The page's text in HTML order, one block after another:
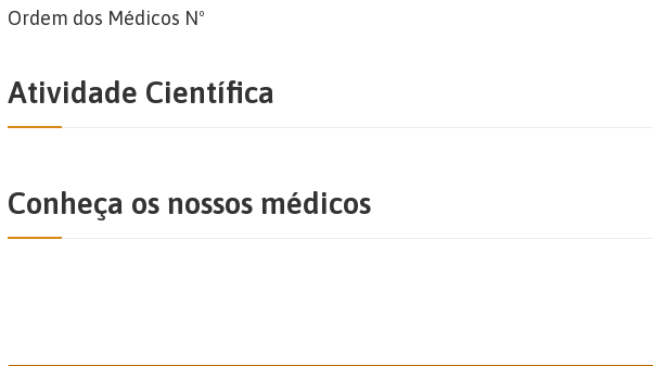
Ordem dos Médicos Nº
Atividade Científica
Conheça os nossos médicos